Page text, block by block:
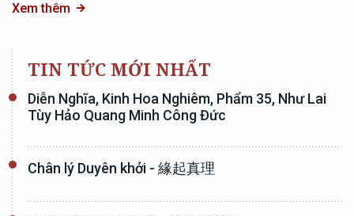
Xem thêm
TIN TỨC MỚI NHẤT
Diễn Nghĩa, Kinh Hoa Nghiêm, Phẩm 35, Như Lai
Tùy Hảo Quang Minh Công Đức
Chân lý Duyên khởi - 緣起真理